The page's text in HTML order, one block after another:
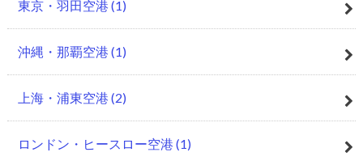
東京・羽田空港 (1)
沖縄・那覇空港 (1)
上海・浦東空港 (2)
ロンドン・ヒースロー空港 (1)